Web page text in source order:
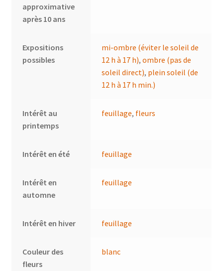
approximative
après 10 ans
Expositions
possibles
mi-ombre (éviter le soleil de
12 h à 17 h),ombre (pas de
soleil direct), plein soleil (de
12 h à 17 h min.)
Intérêt au
printemps
feuillage, fleurs
Intérêt en été feuillage
Intérêt en
automne
feuillage
Intérêt en hiver feuillage
Couleur des
fleurs
blanc